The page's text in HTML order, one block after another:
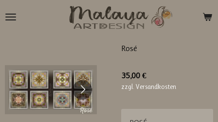
Hauptinhalt
Rosé
35,00 €
zzgl. Versandkosten